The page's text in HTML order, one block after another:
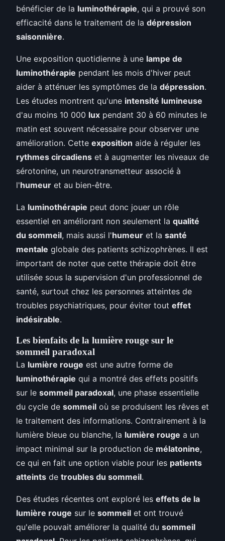
bénéficier de la luminothérapie, qui a prouvé son
efficacité dans le traitement de la dépression
saisonnière.
Une exposition quotidienne à une lampe de
luminothérapie pendant les mois d'hiver peut
aider à atténuer les symptômes de la dépression.
Les études montrent qu'une intensité lumineuse
d'au moins 10 000 lux pendant 30 à 60 minutes le
matin est souvent nécessaire pour observer une
amélioration. Cette exposition aide à réguler les
rythmes circadiens et à augmenter les niveaux de
sérotonine, un neurotransmetteur associé à
l'humeur et au bien-être.
La luminothérapie peut donc jouer un rôle
essentiel en améliorant non seulement la qualité
du sommeil, mais aussi l'humeur et la santé
mentale globale des patients schizophrènes. Il est
important de noter que cette thérapie doit être
utilisée sous la supervision d'un professionnel de
santé, surtout chez les personnes atteintes de
troubles psychiatriques, pour éviter tout effet
indésirable.
Les bienfaits de la lumière rouge sur le
sommeil paradoxal
La lumière rouge est une autre forme de
luminothérapie qui a montré des effets positifs
sur le sommeil paradoxal, une phase essentielle
du cycle de sommeil où se produisent les rêves et
le traitement des informations. Contrairement à la
lumière bleue ou blanche, la lumière rouge a un
impact minimal sur la production de mélatonine,
ce qui en fait une option viable pour les patients
atteints de troubles du sommeil.
Des études récentes ont exploré les effets de la
lumière rouge sur le sommeil et ont trouvé
qu'elle pouvait améliorer la qualité du sommeil